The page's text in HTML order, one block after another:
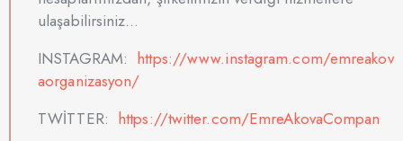
ulaşabilirsiniz…
INSTAGRAM: https://www.instagram.com/emreakov
aorganizasyon/
TWİTTER: https://twitter.com/EmreAkovaCompan